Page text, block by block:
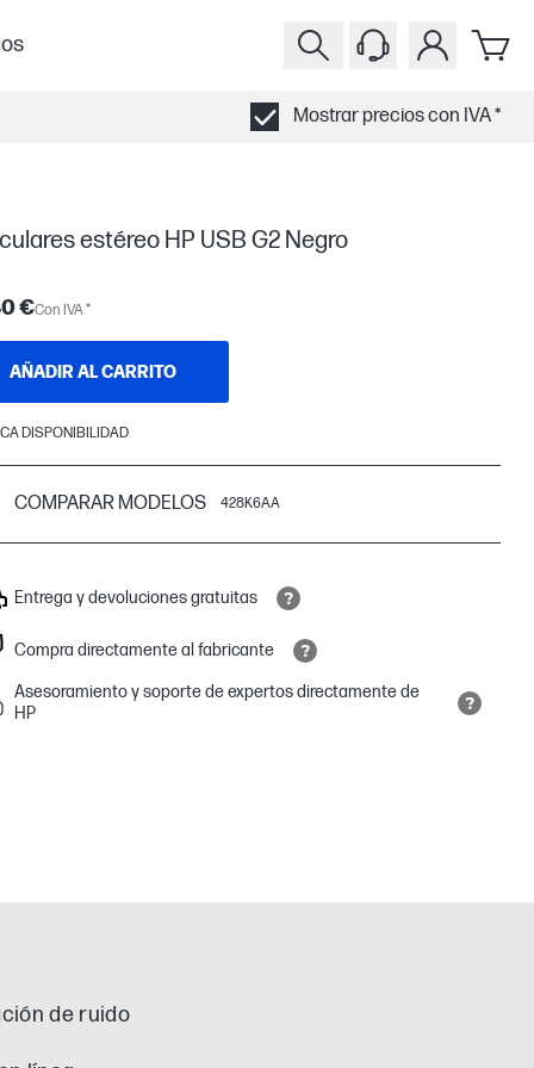
Mostrar precios con IVA *
estéreo HP USB G2 Negro
€Con IVA *
AÑADIR AL CARRITO
DISPONIBILIDAD
COMPARAR MODELOS 428K6AA
Entrega y devoluciones gratuitas
Compra directamente al fabricante
Asesoramiento y soporte de expertos directamente de
HP
de ruido